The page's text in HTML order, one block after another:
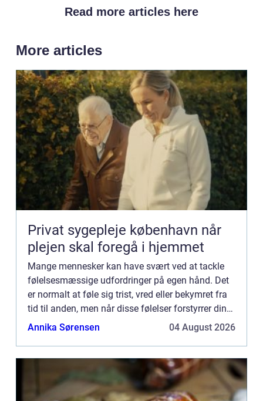
Read more articles here
More articles
Privat sygepleje københavn når
plejen skal foregå i hjemmet
Mange mennesker kan have svært ved at tackle
følelsesmæssige udfordringer på egen hånd. Det
er normalt at føle sig trist, vred eller bekymret fra
tid til anden, men når disse følelser forstyrrer din
dagligdag eller påvirker dit mentale og fysiske
Annika Sørensen 04 August 2026